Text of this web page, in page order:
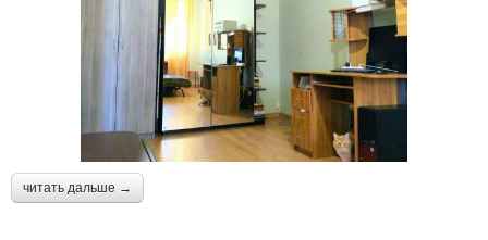
читать дальше →